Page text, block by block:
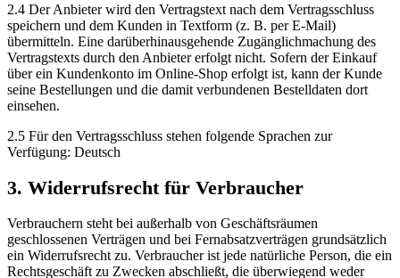
2.4 Der Anbieter wird den Vertragstext nach dem Vertragsschluss
speichern und dem Kunden in Textform (z. B. per E-Mail)
übermitteln. Eine darüberhinausgehende Zugänglichmachung des
Vertragstexts durch den Anbieter erfolgt nicht. Sofern der Einkauf
über ein Kundenkonto im Online-Shop erfolgt ist, kann der Kunde
seine Bestellungen und die damit verbundenen Bestelldaten dort
einsehen.
2.5 Für den Vertragsschluss stehen folgende Sprachen zur
Verfügung: Deutsch
3. Widerrufsrecht für Verbraucher
Verbrauchern steht bei außerhalb von Geschäftsräumen
geschlossenen Verträgen und bei Fernabsatzverträgen grundsätzlich
ein Widerrufsrecht zu. Verbraucher ist jede natürliche Person, die ein
Rechtsgeschäft zu Zwecken abschließt, die überwiegend weder